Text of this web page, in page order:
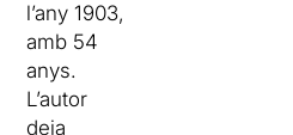
l’any 1903,
amb 54
anys.
L’autor
deia